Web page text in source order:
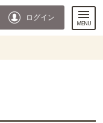
ログイン